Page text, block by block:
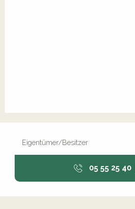
Eigentümer/Besitzer
05 55 25 40